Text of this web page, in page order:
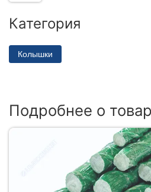
Категория
Колышки
Подробнее о